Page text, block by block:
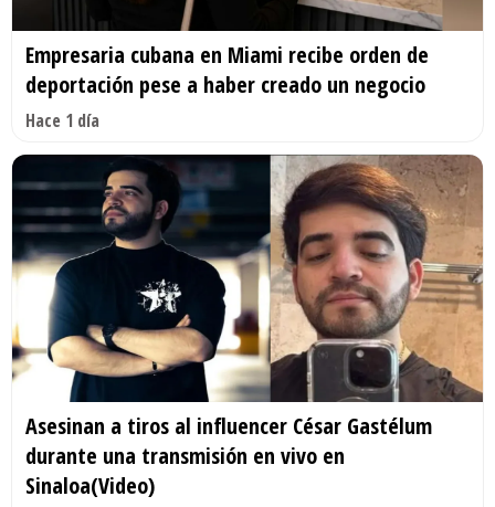
Empresaria cubana en Miami recibe orden de
deportación pese a haber creado un negocio
Hace 1 día
Asesinan a tiros al influencer César Gastélum
durante una transmisión en vivo en
Sinaloa(Video)